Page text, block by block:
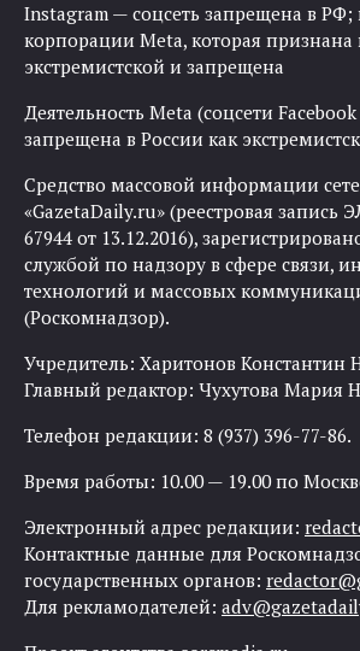
Instagram — соцсеть запрещена в
корпорации Meta, которая признана
экстремистской и запрещена
Деятельность Meta (соцсети
запрещена в России как
Средство массовой информации
«GazetaDaily.ru» (реестровая
67944 от 13.12.2016),
службой по надзору в сфере связи,
технологий и массовых
(Роскомнадзор).
Учредитель: Харитонов Константин
Главный редактор: Чухутова Мария
Телефон редакции: 8 (937) 396-77-86.
Время работы: 10.00 — 19.00 по
Электронный адрес редакции:
Контактные данные для
государственных органов:
Для рекламодателей: